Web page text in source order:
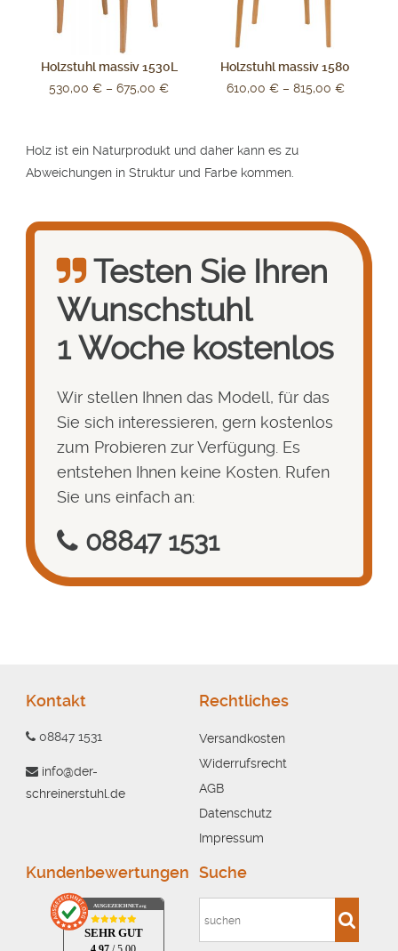
Holzstuhl massiv 1530L
530,00€ –675,00€
Holzstuhl massiv 1580
610,00 €– 815,00 €
Holz ist ein Naturprodukt und daher kann es zu
Abweichungen in Struktur und Farbe kommen.
Testen Sie Ihren
Wunsch­stuhl
1 Woche kostenlos
Wir stellen Ihnen das Modell, für das
Sie sich interessieren, gern kostenlos
zum Probieren zur Verfügung. Es
entstehen Ihnen keine Kosten. Rufen
Sie uns einfach an:
08847 1531
Kontakt
08847 1531
info@der-
schreinerstuhl.de
Rechtliches
Versandkosten
Widerrufsrecht
AGB
Datenschutz
Impressum
Kundenbewertungen
AUSGEZEICHNET.org
SEHR GUT
Suche